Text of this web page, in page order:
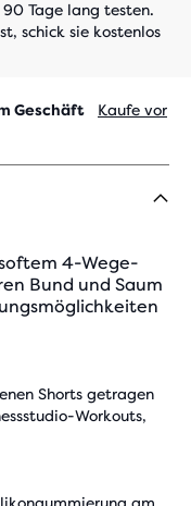
Tage lang testen.
schick sie kostenlos
Geschäft
Kaufe vor
4-Wege-
Bund und Saum
Shorts getragen
Workouts,